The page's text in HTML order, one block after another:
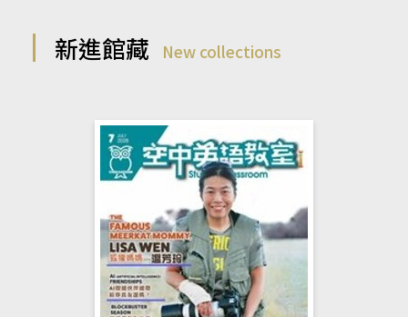
新進館藏 New collections